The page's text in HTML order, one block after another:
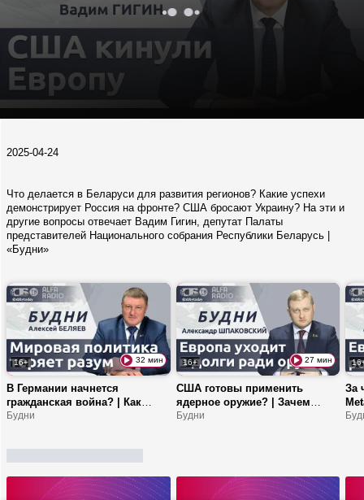
2025-04-24
Что делается в Беларуси для развития регионов? Какие успехи
демонстрирует Россия на фронте? США бросают Украину? На эти и
другие вопросы отвечает Вадим Гигин, депутат Палаты
представителей Национального собрания Республики Беларусь |
«Будни»
16+ 32 мин
В Германии начнется
гражданская война? | Как
Беларусь сотрудничает с
Будни
16+ 27 мин
США готовы применить
ядерное оружие? | Зачем
Эстонии эскалация? |
Будни
За